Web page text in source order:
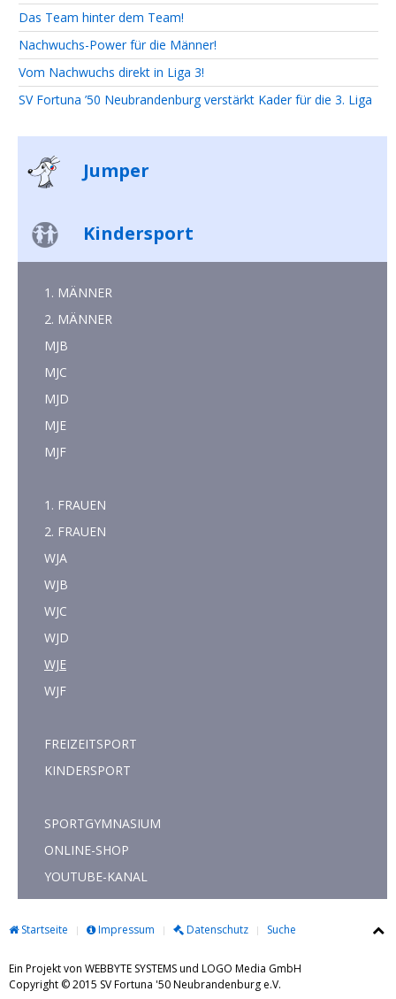
Das Team hinter dem Team!
Nachwuchs-Power für die Männer!
Vom Nachwuchs direkt in Liga 3!
SV Fortuna ’50 Neubrandenburg verstärkt Kader für die 3. Liga
Jumper
Kindersport
1. MÄNNER
2. MÄNNER
MJB
MJC
MJD
MJE
MJF
1. FRAUEN
2. FRAUEN
WJA
WJB
WJC
WJD
WJE
WJF
FREIZEITSPORT
KINDERSPORT
SPORTGYMNASIUM
ONLINE-SHOP
YOUTUBE-KANAL
Startseite Impressum Datenschutz Suche
Ein Projekt von WEBBYTE SYSTEMS und LOGO Media GmbH
Copyright © 2015 SV Fortuna '50 Neubrandenburg e.V.